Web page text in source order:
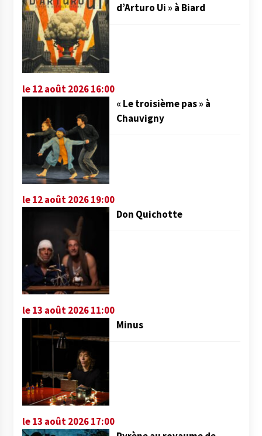
d’Arturo Ui » à Biard
le 12 août 2026 16:00
« Le troisième pas » à
Chauvigny
le 12 août 2026 19:00
Don Quichotte
le 13 août 2026 11:00
Minus
le 13 août 2026 17:00